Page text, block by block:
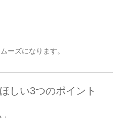
ーズになります。
しい3つのポイント